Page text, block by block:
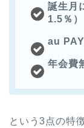
誕生月
1.5％）
au
年会費
という3点の特